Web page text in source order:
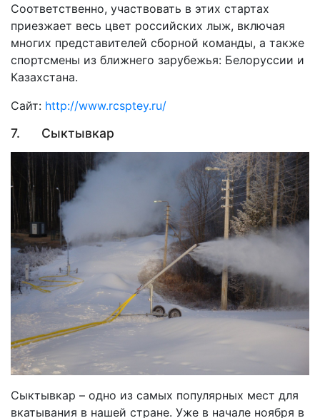
Соответственно, участвовать в этих стартах
приезжает весь цвет российских лыж, включая
многих представителей сборной команды, а также
спортсмены из ближнего зарубежья: Белоруссии и
Казахстана.
Сайт: http://www.rcsptey.ru/
7. Сыктывкар
Сыктывкар – одно из самых популярных мест для
вкатывания в нашей стране. Уже в начале ноября в